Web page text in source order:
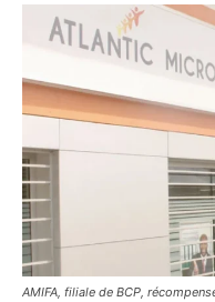
AMIFA, filiale de BCP,